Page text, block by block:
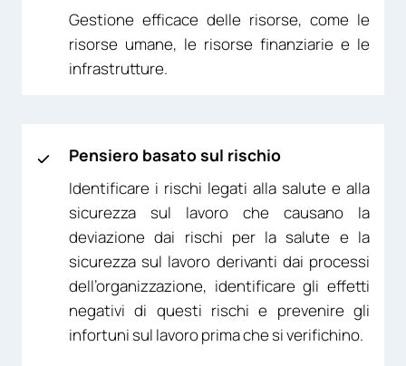
Gestione efficace delle risorse, come le
risorse umane, le risorse finanziarie e le
infrastrutture.
Pensiero basato sul rischio
Identificare i rischi legati alla salute e alla
sicurezza sul lavoro che causano la
deviazione dai rischi per la salute e la
sicurezza sul lavoro derivanti dai processi
dell’organizzazione, identificare gli effetti
negativi di questi rischi e prevenire gli
infortuni sul lavoro prima che si verifichino.